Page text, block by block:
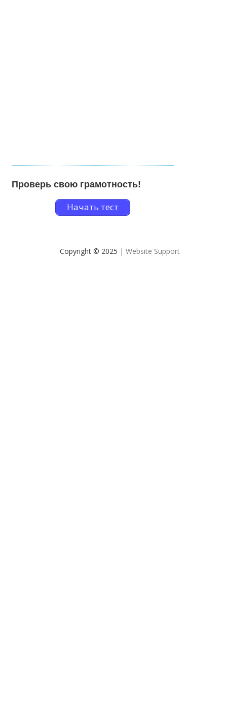
Проверь свою грамотность!
Начать тест
Copyright © 2025 | Website Support